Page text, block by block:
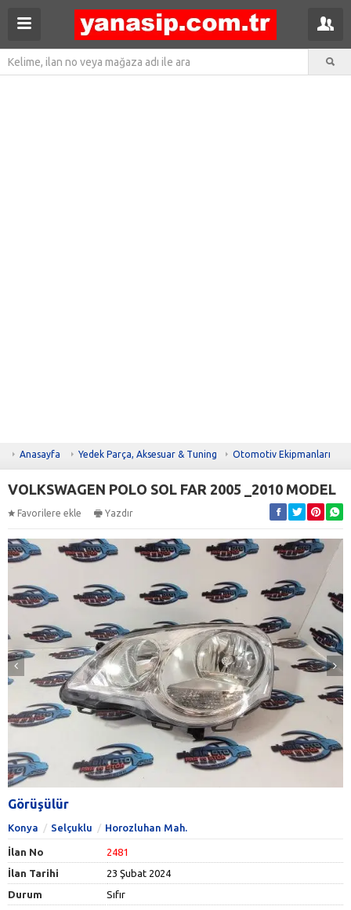
Anasayfa Yedek Parça, Aksesuar & Tuning Otomotiv Ekipmanları
VOLKSWAGEN POLO SOL FAR 2005 _2010 MODEL
Favorilere ekle Yazdır
Görüşülür
Konya Selçuklu Horozluhan Mah.
İlan No
2481
İlan Tarihi
23 Şubat 2024
Durum
Sıfır